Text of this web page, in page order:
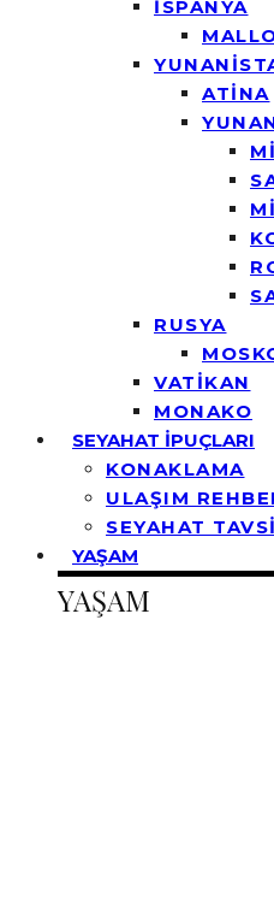
İSPANYA
ATİNA
RUSYA
VATİKAN
MONAKO
SEYAHAT İPUÇLARI
KONAKLAMA
ULAŞIM
SEYAHAT
YAŞAM
YAŞAM